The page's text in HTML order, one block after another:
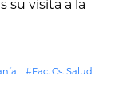
su visita a la
#Fac. Cs. Salud